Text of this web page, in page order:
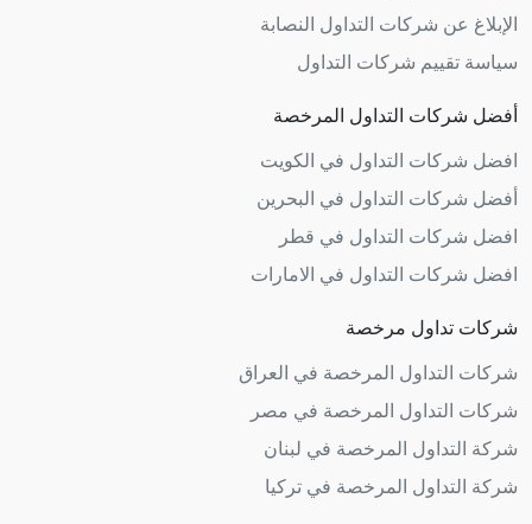
الإبلاغ عن شركات التداول النصابة
سياسة تقييم شركات التداول
أفضل شركات التداول المرخصة
افضل شركات التداول في الكويت
أفضل شركات التداول في البحرين
افضل شركات التداول في قطر
افضل شركات التداول في الامارات
شركات تداول مرخصة
شركات التداول المرخصة في العراق
شركات التداول المرخصة في مصر
شركة التداول المرخصة في لبنان
شركة التداول المرخصة في تركيا